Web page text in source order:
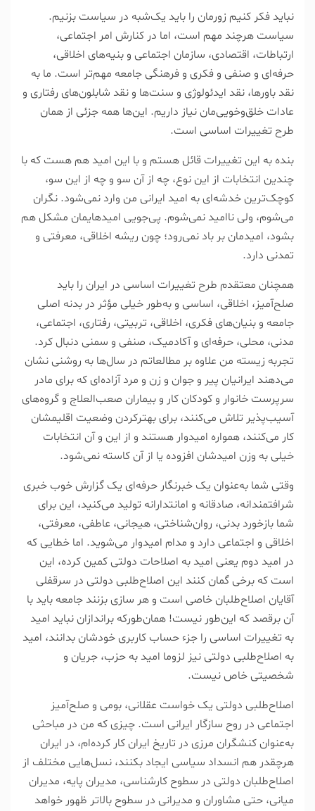
نباید فکر کنیم زورمان را باید یک‌شبه در سیاست بزنیم.
سیاست هرچند مهم است، اما در کنارش امر اجتماعی،
ارتباطات، اقتصادی، سازمان اجتماعی و بنیه‌های اخلاقی،
حرفه‌ای و صنفی و فکری و فرهنگی جامعه مهم‌تر است. ما به
نقد باورها، نقد ایدئولوژی و سنت‌ها و نقد شابلون‌های رفتاری و
عادات خلق‌وخویی‌مان نیاز داریم. این‌ها همه جزئی از همان
طرح تغییرات اساسی است.
بنده به این تغییرات قائل هستم و با این امید هم هست که با
چندین انتخابات از این نوع، چه از آن سو و چه از این سو،
کوچک‌ترین خدشه‌ای به امید ایرانی من وارد نمی‌شود. نگران
می‌شوم، ولی ناامید نمی‌شوم. پی‌جویی امیدهایمان مشکل هم
بشود، امیدمان بر باد نمی‌رود؛ چون ریشه اخلاقی، معرفتی و
تمدنی دارد.
همچنان معتقدم طرح تغییرات اساسی در ایران را باید
صلح‌آمیز، اخلاقی، اساسی و به‌طور خیلی مؤثر در بدنه اصلی
جامعه و بنیان‌های فکری، اخلاقی، تربیتی، رفتاری، اجتماعی،
مدنی، محلی، حرفه‌ای و آکادمیک، صنفی و سمنی دنبال کرد.
تجربه زیسته من علاوه بر مطالعاتم در سال‌ها به روشنی نشان
می‌دهند ایرانیان پیر و جوان و زن و مرد آزاده‌ای که برای مادر
سرپرست خانوار و کودکان کار و بیماران صعب‌العلاج و گروه‌های
آسیب‌پذیر تلاش می‌کنند، برای بهتر‌کردن وضعیت اقلیمشان
کار می‌کنند، همواره امیدوار هستند و از این و آن انتخابات
خیلی به وزن امیدشان افزوده یا از آن کاسته نمی‌شود.
وقتی شما به‌عنوان یک خبرنگار حرفه‌ای یک گزارش خوب خبری
شرافتمندانه، صادقانه و امانتدارانه تولید می‌کنید، این برای
شما بازخورد بدنی، روا‌ن‌شناختی، هیجانی، عاطفی، معرفتی،
اخلاقی و اجتماعی دارد و مدام امیدوار می‌شوید. اما خطایی که
در امید دوم یعنی امید به اصلاحات دولتی کمین کرده، این
است که برخی گمان کنند این اصلاح‌طلبی دولتی در سرقفلی
آقایان اصلاح‌طلبان خاصی است و هر سازی بزنند جامعه باید با
آن برقصد که این‌طور نیست! همان‌طورکه براندازان نباید امید
به تغییرات اساسی را جزء حساب کاربری خودشان بدانند، امید
به اصلاح‌طلبی دولتی نیز لزوما امید به حزب، جریان و
شخصیتی خاص نیست.
اصلاح‌طلبی دولتی یک خواست عقلانی، بومی و صلح‌آمیز
اجتماعی در روح سازگار ایرانی است. چیزی که من در مباحثی
به‌عنوان کنشگران مرزی در تاریخ ایران کار کرده‌ام، در ایران
هرچقدر هم انسداد سیاسی ایجاد بکنند، نسل‌هایی مختلف از
اصلاح‌طلبان دولتی در سطوح کارشناسی، مدیران پایه، مدیران
میانی، حتی مشاوران و مدیرانی در سطوح بالاتر ظهور خواهد